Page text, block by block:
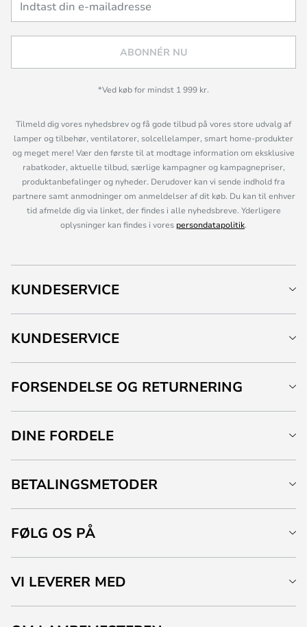
ABONNÉR NU
*Ved køb for mindst 1 999 kr.
Tilmeld dig vores nyhedsbrev og få gode tilbud på vores store udvalg af
lamper og tilbehør, ventilatorer, solcellelamper, smart home-produkter
og meget mere! Vær den første til at modtage information om eksklusive
rabatkoder, aktuelle tilbud, særlige kampagner og kampagnepriser,
produktanbefalinger og nyheder. Derudover kan vi sende indhold fra
partnere samt anmodninger om anmeldelser af dit køb. Du kan til enhver
tid afmelde dig via linket, der findes i alle nyhedsbreve. Yderligere
oplysninger kan findes i vores persondatapolitik.
KUNDESERVICE
KUNDESERVICE
FORSENDELSE OG RETURNERING
DINE FORDELE
BETALINGSMETODER
FØLG OS PÅ
VI LEVERER MED